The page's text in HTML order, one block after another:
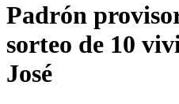
Padrón
sorteo de 10
José